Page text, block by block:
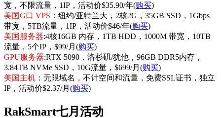
宽，不限流量，1IP，活动价$35.90/年(购买)
美国G口 VPS ：纽约/亚特兰大，2核2G，35GB SSD，1Gbps
带宽，5TB流量，1IP，活动价$46/年(购买)
美国服务器:4核16GB 内存，1TB HDD，1000M 带宽，10TB
流量，5个IP，$99/月(购买)
GPU服务器:RTX 5090，洛杉矶/犹他，96GB DDR5内存，
3.84TB NVMe SSD，10G流量，$699/月(购买)
美国主机 ：无限域名，不计空间和流量，免费SSL证书，独立
IP，活动价$2.37/月(购买)
RakSmart七月活动